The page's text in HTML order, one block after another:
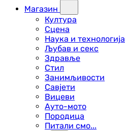
Магазин
Култура
Сцена
Наука и технологија
Љубав и секс
Здравље
Стил
Занимљивости
Савјети
Вицеви
Ауто-мото
Породица
Питали смо...